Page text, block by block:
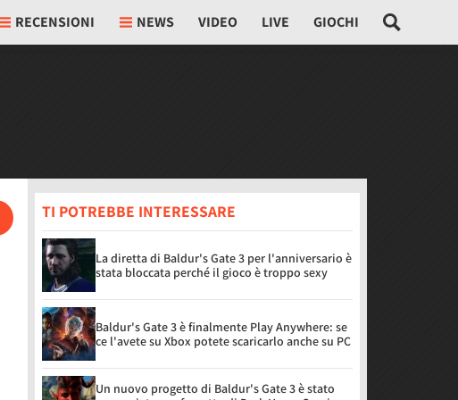
RECENSIONI NEWS VIDEO LIVE GIOCHI
TI POTREBBE INTERESSARE
La diretta di Baldur's Gate 3 per l'anniversario è
stata bloccata perché il gioco è troppo sexy
Baldur's Gate 3 è finalmente Play Anywhere: se
ce l'avete su Xbox potete scaricarlo anche su PC
Un nuovo progetto di Baldur's Gate 3 è stato